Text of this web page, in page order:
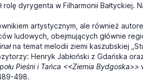
dyrygenta w Filharmonii
artystycznym, ale również
ludowych, obejmujących głównie
na temat melodii ziemi kaszubskiej
Henryk Jabłoński z Gdańska
Pieśni i Tańca <<Ziemia Bydgoska>>
498.